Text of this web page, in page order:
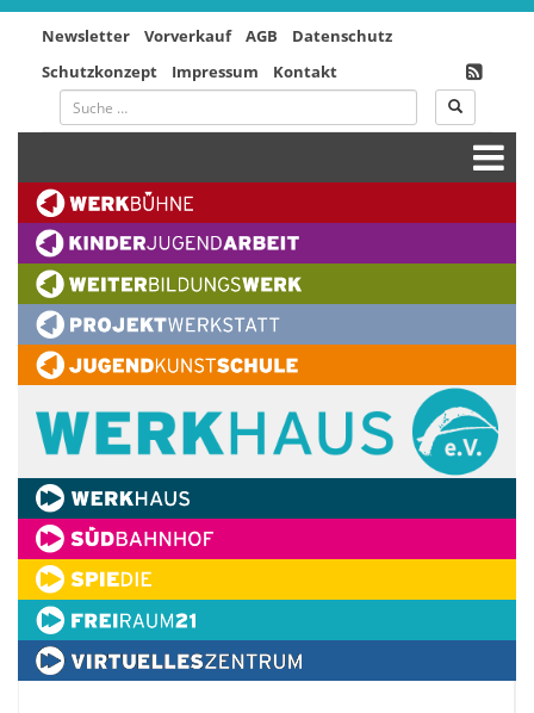
Newsletter Vorverkauf AGB
Datenschutz
Schutzkonzept
Impressum Kontakt